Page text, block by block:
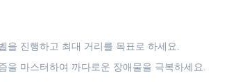
을 진행하고 최대 거리를 목표로 하세요.
을 마스터하여 까다로운 장애물을 극복하세요.